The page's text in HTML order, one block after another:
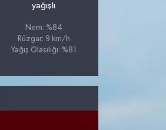
yağışlı
Nem: %84
Rüzgar: 9 km/h
Yağış Olasılığı: %81